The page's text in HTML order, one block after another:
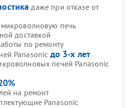
даже при отказе от
печь
доставкой
по ремонту
Panasonic до 3-х лет
печей Panasonic
на ремонт
Panasonic